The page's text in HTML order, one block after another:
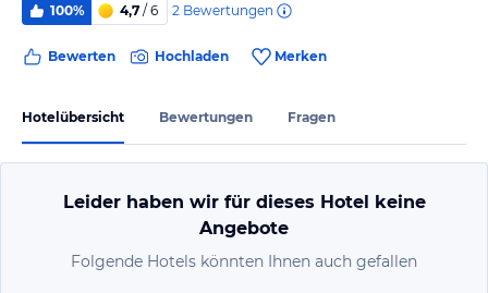
100% 4,7 / 6 2 Bewertungen
Bewerten Hochladen Merken
Hotelübersicht Bewertungen Fragen
Leider haben wir für dieses Hotel keine
Angebote
Folgende Hotels könnten Ihnen auch gefallen